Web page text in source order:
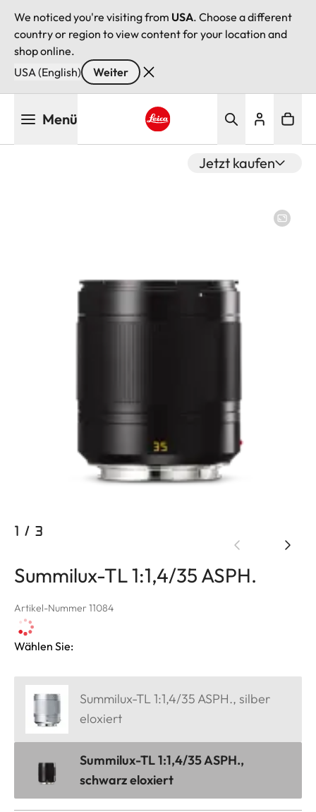
We noticed you're visiting from USA. Choose a different
country or region to view content for your location and
shop online.
USA (English)
Weiter
Menü
Jetzt kaufen
1 / 3
Summilux-TL 1:1,4/35 ASPH.
Artikel-Nummer 11084
Wählen Sie:
Summilux-TL 1:1,4/35 ASPH., silber
eloxiert
Summilux-TL 1:1,4/35 ASPH.,
schwarz eloxiert